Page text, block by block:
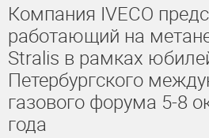
Компания IVECO
работающий на
Stralis в рамках
Петербургского
газового форума 5-8
года